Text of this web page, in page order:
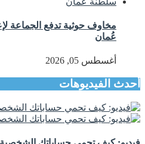
مخاوف حوثية تدفع الجماعة
عُمان
أغسطس 05, 2026
أحدث الفيديوهات